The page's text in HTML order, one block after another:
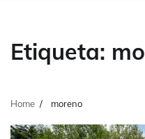
Etiqueta:
Home moreno